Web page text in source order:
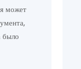
может
было